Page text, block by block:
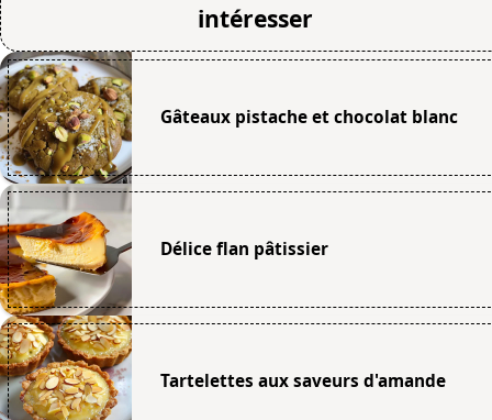
intéresser
Gâteaux pistache et chocolat blanc
Délice flan pâtissier
Tartelettes aux saveurs d'amande